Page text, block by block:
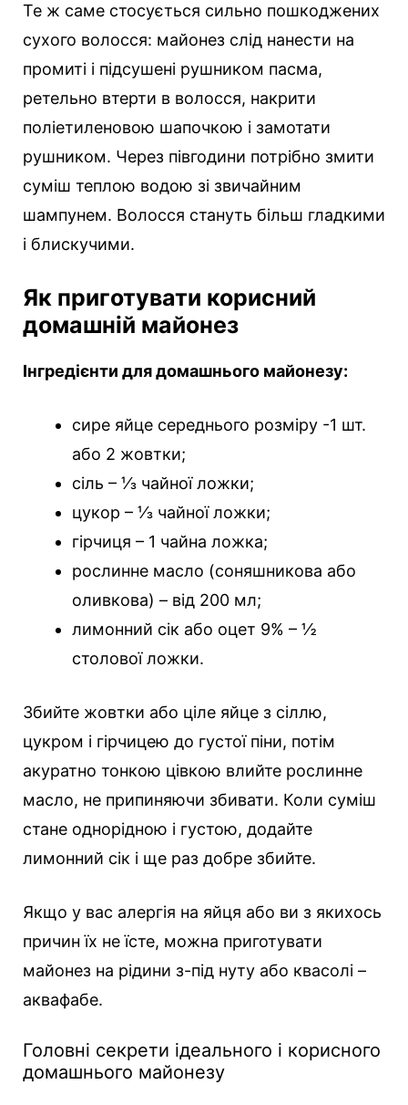
Те ж саме стосується сильно пошкоджених
сухого волосся: майонез слід нанести на
промиті і підсушені рушником пасма,
ретельно втерти в волосся, накрити
поліетиленовою шапочкою і замотати
рушником. Через півгодини потрібно змити
суміш теплою водою зі звичайним
шампунем. Волосся стануть більш гладкими
і блискучими.
Як приготувати корисний
домашній майонез
Інгредієнти для домашнього майонезу:
сире яйце середнього розміру -1 шт.
або 2 жовтки;
сіль – ⅓ чайної ложки;
цукор – ⅓ чайної ложки;
гірчиця – 1 чайна ложка;
рослинне масло (соняшникова або
оливкова) – від 200 мл;
лимонний сік або оцет 9% – ½
столової ложки.
Збийте жовтки або ціле яйце з сіллю,
цукром і гірчицею до густої піни, потім
акуратно тонкою цівкою влийте рослинне
масло, не припиняючи збивати. Коли суміш
стане однорідною і густою, додайте
лимонний сік і ще раз добре збийте.
Якщо у вас алергія на яйця або ви з якихось
причин їх не їсте, можна приготувати
майонез на рідини з-під нуту або квасолі –
аквафабе.
Головні секрети ідеального і корисного
домашнього майонезу